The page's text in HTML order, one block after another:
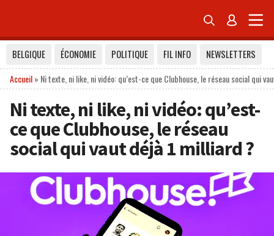
 
BELGIQUE ÉCONOMIE POLITIQUE FIL INFO
NEWSLETTERS
Accueil» Ni texte, ni like, ni vidéo: qu’est-ce que Clubhouse, le réseau social qui
Ni texte, ni like, ni vidéo: qu’est-
ce que Clubhouse, le réseau
social qui vaut déjà 1 milliard ?